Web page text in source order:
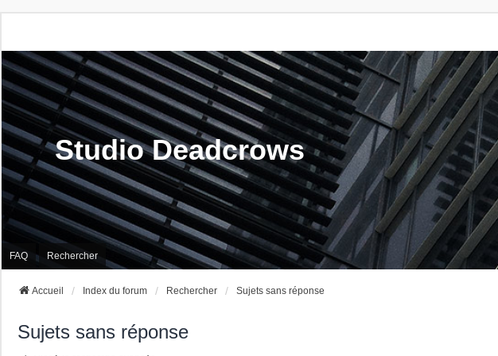
Studio Deadcrows
FAQ Rechercher
Accueil Index du forum Rechercher Sujets sans réponse
Sujets sans réponse